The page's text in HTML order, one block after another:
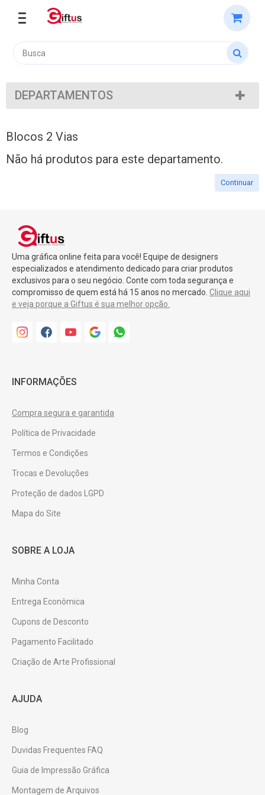
DEPARTAMENTOS
Blocos 2 Vias
Não há produtos para este departamento.
Continuar
Uma gráfica online feita para você! Equipe de designers
especializados e atendimento dedicado para criar produtos
exclusivos para o seu negócio. Conte com toda segurança e
compromisso de quem está há 15 anos no mercado. Clique aqui
e veja porque a Giftus é sua melhor opção.
INFORMAÇÕES
Compra segura e garantida
Política de Privacidade
Termos e Condições
Trocas e Devoluções
Proteção de dados LGPD
Mapa do Site
SOBRE A LOJA
Minha Conta
Entrega Econômica
Cupons de Desconto
Pagamento Facilitado
Criação de Arte Profissional
AJUDA
Blog
Duvidas Frequentes FAQ
Guia de Impressão Gráfica
Montagem de Arquivos